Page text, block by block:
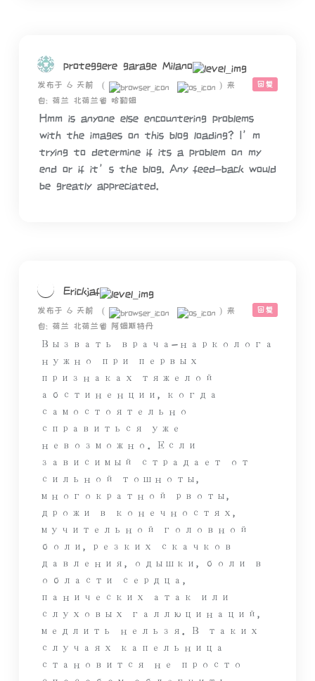
proteggere garage Milano
回复
发布于 6 天前 ( ) 来
自: 荷兰 北荷兰省 哈勒姆
Hmm is anyone else encountering problems
with the images on this blog loading? I’m
trying to determine if its a problem on my
end or if it’s the blog. Any feed-back would
be greatly appreciated.
Erickjaf
回复
发布于 6 天前 ( ) 来
自: 荷兰 北荷兰省 阿姆斯特丹
Вызвать врача-нарколога
нужно при первых
признаках тяжелой
абстиненции, когда
самостоятельно
справиться уже
невозможно. Если
зависимый страдает от
сильной тошноты,
многократной рвоты,
дрожи в конечностях,
мучительной головной
боли, резких скачков
давления, одышки, боли в
области сердца,
панических атак или
слуховых галлюцинаций,
медлить нельзя. В таких
случаях капельница
становится не просто